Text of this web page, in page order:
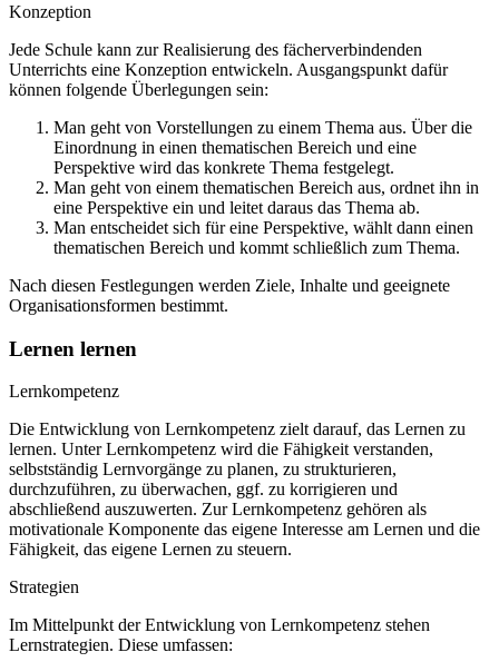
Konzeption
Jede Schule kann zur Realisierung des fächerverbindenden
Unterrichts eine Konzeption entwickeln. Ausgangspunkt dafür
können folgende Überlegungen sein:
Man geht von Vorstellungen zu einem Thema aus. Über die
Einordnung in einen thematischen Bereich und eine
Perspektive wird das konkrete Thema festgelegt.
Man geht von einem thematischen Bereich aus, ordnet ihn in
eine Perspektive ein und leitet daraus das Thema ab.
Man entscheidet sich für eine Perspektive, wählt dann einen
thematischen Bereich und kommt schließlich zum Thema.
Nach diesen Festlegungen werden Ziele, Inhalte und geeignete
Organisationsformen bestimmt.
Lernen lernen
Lernkompetenz
Die Entwicklung von Lernkompetenz zielt darauf, das Lernen zu
lernen. Unter Lernkompetenz wird die Fähigkeit verstanden,
selbstständig Lernvorgänge zu planen, zu strukturieren,
durchzuführen, zu überwachen, ggf. zu korrigieren und
abschließend auszuwerten. Zur Lernkompetenz gehören als
motivationale Komponente das eigene Interesse am Lernen und die
Fähigkeit, das eigene Lernen zu steuern.
Strategien
Im Mittelpunkt der Entwicklung von Lernkompetenz stehen
Lernstrategien. Diese umfassen: